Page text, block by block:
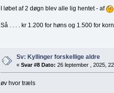
I løbet af 2 døgn blev alle lig hentet - af
Så . . . . kr 1.200 for høns og 1.500 for
Sv: Kyllinger forskellige aldre
« Svar #8 Dato: 26 ſeptember , 2025,
øv hvor træls